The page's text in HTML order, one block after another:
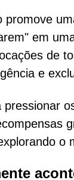
promove
em
de
e
pressionar
o